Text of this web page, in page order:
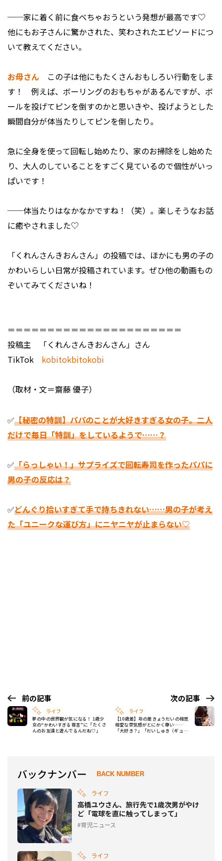
──家に着く前に食べちゃおうという発想が最高です♡
他にもお子さんに驚かされた、笑わされたエピソードにつ
いて教えてください。
お母さん この子は他にもたくさんおもしろい行動をしま
す！ 例えば、ボーリングのおもちゃがあるんですが、ボ
ールを投げてピンを倒すのかと思いきや、投げようとした
瞬間自分が体当たりしてピンを倒したり。
急に全身を使って回転し始めたり、家のお掃除をし始めた
り、大人のしていることをすごく見ているので個性がいっ
ぱいです！
──体当たりはなかなかですね！（笑）。楽しそうなお話
に癒やされました♡
「くれんさんきおんさん」の投稿では、ほかにも男の子の
かわいらしい日常が投稿されています。ぜひ他の動画もの
ぞいてみてくださいね！
＝＝＝＝＝＝＝＝＝＝＝＝＝＝＝＝＝＝＝＝＝＝
投稿主 「くれんさんきおんさん」さん
TikTok kobitokbitokobi
（取材・文＝齋藤 優子）
✅【秘密の特訓】パパのことが大好きすぎる女の子。二人
だけで毎日「特訓」をしているようで……？
✅「らっしゃい！」サプライズで回転寿司を作ったパパに
男の子の反応は？
✅どんぐり拾いすぎて手で持ちきれない……男の子が考え
た「ユニークな運び方」にニヤニヤが止まらない♡
前の記事
ライフ
夢の中の世界観が気になる！ 1歳少
女の“かわいすぎる寝言”に「たくさ
んのお友達と遊んでるんだね♡」
次の記事
ライフ
【10歳差】年の差きょうだいの相思
相愛な空気感がとにかく尊い……
「大好き？」「だいしゅき（ギュ
バックナンバー BACK NUMBER
ライフ
高橋ユウさん、旅行先で1歳次男がやけ
ど「電球を直に触ってしまって」
育児ニュース
ライフ